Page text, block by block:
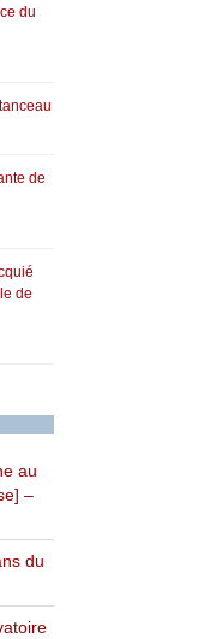
du
de
de
au
–
du